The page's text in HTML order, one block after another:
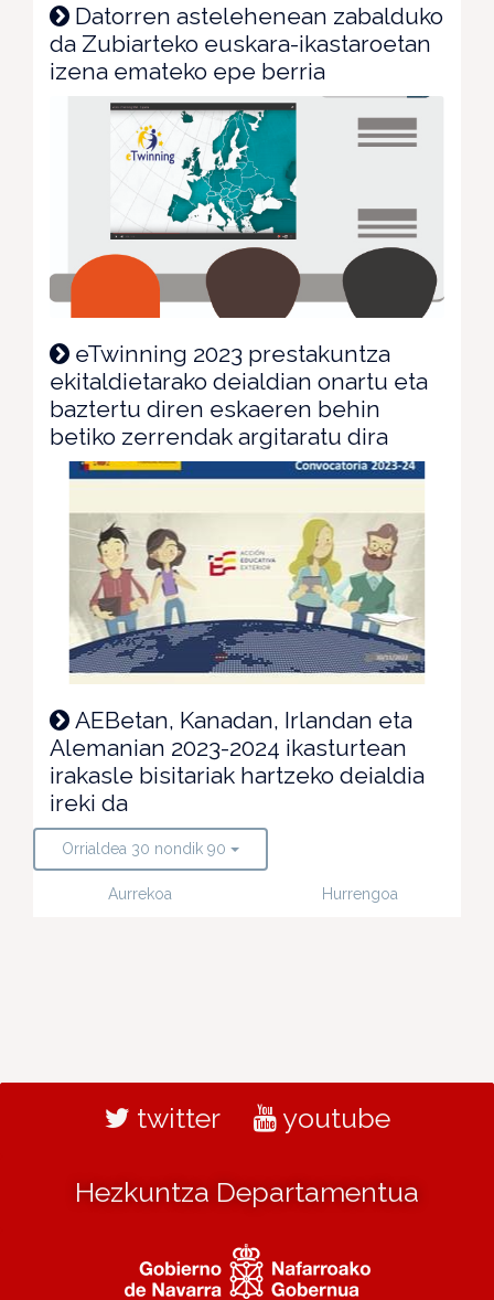
Datorren astelehenean zabalduko
da Zubiarteko euskara-ikastaroetan
izena emateko epe berria
eTwinning 2023 prestakuntza
ekitaldietarako deialdian onartu eta
baztertu diren eskaeren behin
betiko zerrendak argitaratu dira
AEBetan, Kanadan, Irlandan eta
Alemanian 2023-2024 ikasturtean
irakasle bisitariak hartzeko deialdia
ireki da
Orrialdea 30 nondik 90
Aurrekoa Hurrengoa
twitter youtube
Hezkuntza Departamentua